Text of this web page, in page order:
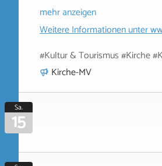
mehr anzeigen
Weitere Informationen unter
#Kultur & Tourismus #Kirche
Kirche-MV
Sa.
15